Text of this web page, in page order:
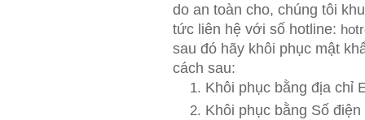
do an toàn cho, chúng tôi
tức liên hệ với số hotline:
sau đó hãy khôi phục mật
cách sau:
Khôi phục bằng địa chỉ
Khôi phục bằng Số